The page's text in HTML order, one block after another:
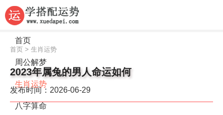
首页
周公解梦
生肖运势
八字算命
首页 > 生肖运势
2023年属兔的男人命运如何
发布时间：2026-06-29